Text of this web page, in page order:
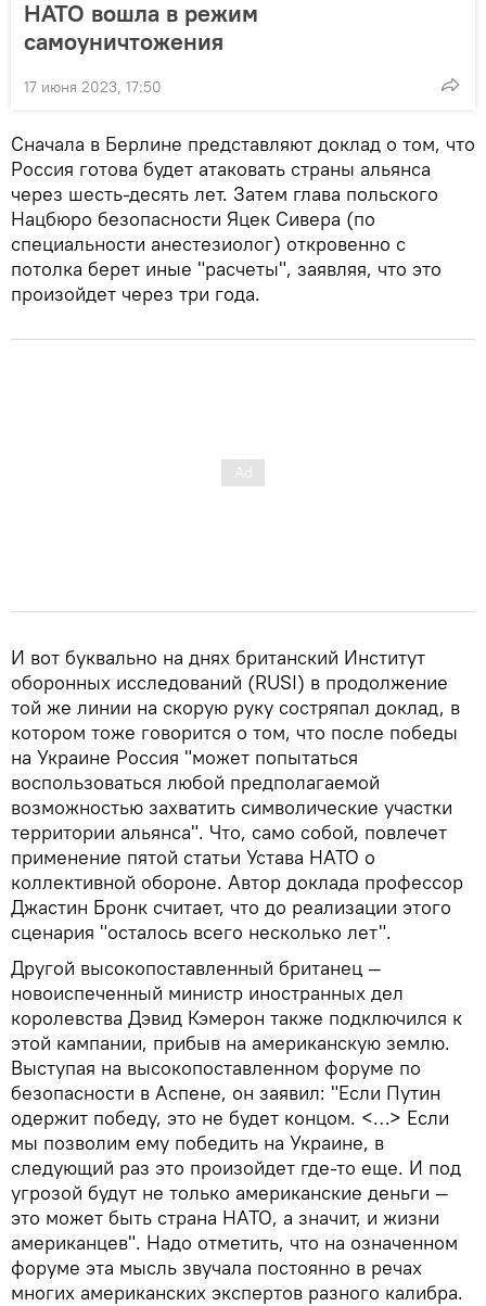
НАТО вошла в режим
самоуничтожения
17 июня 2023, 17:50
Сначала в Берлине представляют доклад о том, что
Россия готова будет атаковать страны альянса
через шесть-десять лет. Затем глава польского
Нацбюро безопасности Яцек Сивера (по
специальности анестезиолог) откровенно с
потолка берет иные "расчеты", заявляя, что это
произойдет через три года.
И вот буквально на днях британский Институт
оборонных исследований (RUSI) в продолжение
той же линии на скорую руку состряпал доклад, в
котором тоже говорится о том, что после победы
на Украине Россия "может попытаться
воспользоваться любой предполагаемой
возможностью захватить символические участки
территории альянса". Что, само собой, повлечет
применение пятой статьи Устава НАТО о
коллективной обороне. Автор доклада профессор
Джастин Бронк считает, что до реализации этого
сценария "осталось всего несколько лет".
Другой высокопоставленный британец —
новоиспеченный министр иностранных дел
королевства Дэвид Кэмерон также подключился к
этой кампании, прибыв на американскую землю.
Выступая на высокопоставленном форуме по
безопасности в Аспене, он заявил: "Если Путин
одержит победу, это не будет концом. <…> Если
мы позволим ему победить на Украине, в
следующий раз это произойдет где-то еще. И под
угрозой будут не только американские деньги —
это может быть страна НАТО, а значит, и жизни
американцев". Надо отметить, что на означенном
форуме эта мысль звучала постоянно в речах
многих американских экспертов разного калибра.